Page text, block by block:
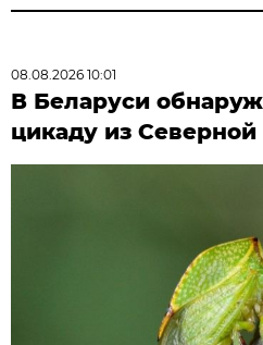
08.08.2026 10:01
В Беларуси
цикаду из